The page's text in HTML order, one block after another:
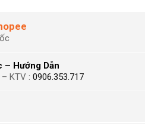
– Hướng Dẫn
KTV : 0906.353.717